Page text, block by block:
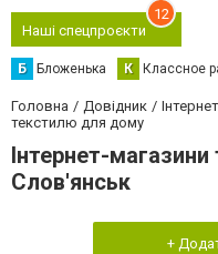
Наші спецпроєкти
12
Б Бложенька К Классное
Головна Довідник
текстилю для дому
Інтернет-
Слов'янськ
+